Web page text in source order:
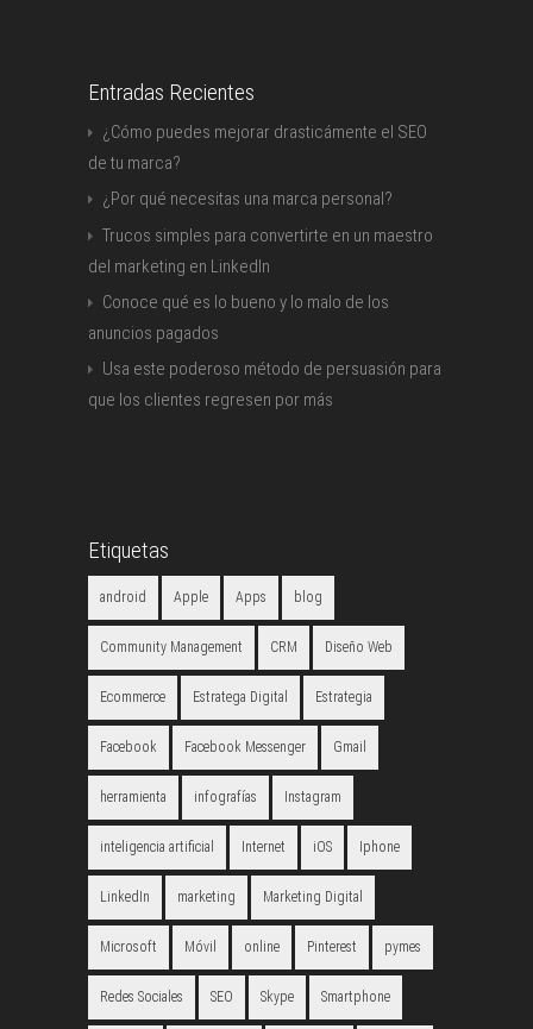
Entradas Recientes
¿Cómo puedes mejorar drasticámente el SEO
de tu marca?
¿Por qué necesitas una marca personal?
Trucos simples para convertirte en un maestro
del marketing en LinkedIn
Conoce qué es lo bueno y lo malo de los
anuncios pagados
Usa este poderoso método de persuasión para
que los clientes regresen por más
Etiquetas
android Apple Apps blog
Community Management CRM Diseño Web
Ecommerce Estratega Digital Estrategia
Facebook Facebook Messenger Gmail
herramienta infografías Instagram
inteligencia artificial Internet iOS Iphone
LinkedIn marketing Marketing Digital
Microsoft Móvil online Pinterest pymes
Redes Sociales SEO Skype Smartphone